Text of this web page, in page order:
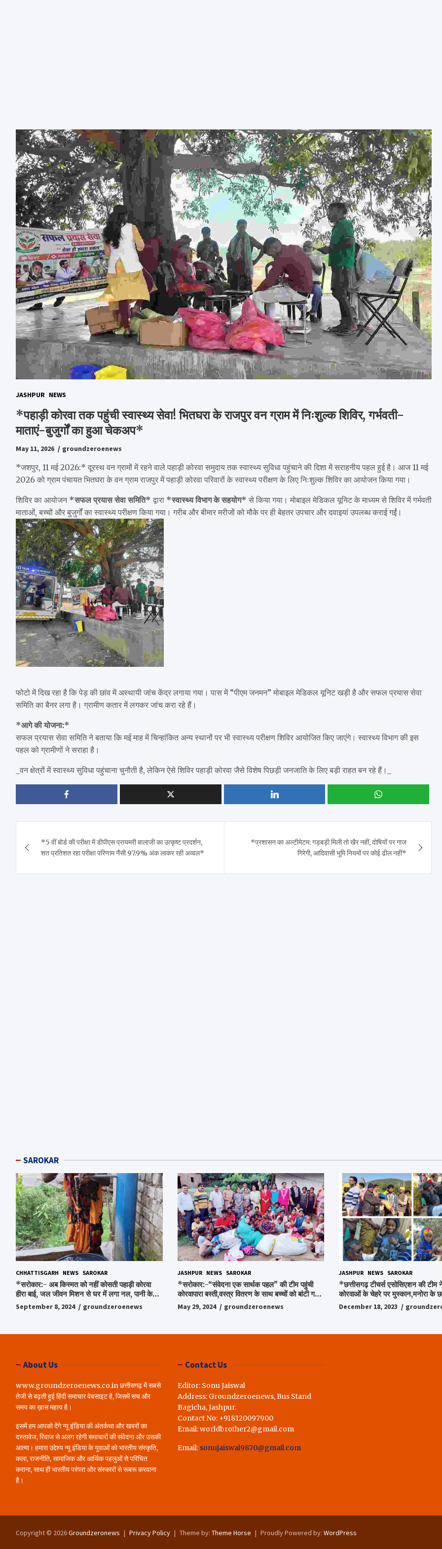
JASHPUR NEWS
*पहाड़ी कोरवा तक पहुंची स्वास्थ्य सेवा! भितघरा के राजपुर वन ग्राम में निःशुल्क शिविर, गर्भवती-
माताएं-बुजुर्गों का हुआ चेकअप*
May 11, 2026 groundzeroenews
*जशपुर, 11 मई 2026:* दूरस्थ वन ग्रामों में रहने वाले पहाड़ी कोरवा समुदाय तक स्वास्थ्य सुविधा पहुंचाने की दिशा में सराहनीय पहल हुई है। आज 11 मई
2026 को ग्राम पंचायत भितघरा के वन ग्राम राजपुर में पहाड़ी कोरवा परिवारों के स्वास्थ्य परीक्षण के लिए निःशुल्क शिविर का आयोजन किया गया।
शिविर का आयोजन*सफल प्रयास सेवा समिति* द्वारा *स्वास्थ्य विभाग के सहयोग* से किया गया। मोबाइल मेडिकल यूनिट के माध्यम से शिविर में गर्भवती
माताओं, बच्चों और बुजुर्गों का स्वास्थ्य परीक्षण किया गया। गरीब और बीमार मरीजों को मौके पर ही बेहतर उपचार और दवाइयां उपलब्ध कराई गईं।
फोटो में दिख रहा है कि पेड़ की छांव में अस्थायी जांच केंद्र लगाया गया। पास में “पीएम जनमन” मोबाइल मेडिकल यूनिट खड़ी है और सफल प्रयास सेवा
समिति का बैनर लगा है। ग्रामीण कतार में लगकर जांच करा रहे हैं।
*आगे की योजना:*
सफल प्रयास सेवा समिति ने बताया कि मई माह में चिन्हांकित अन्य स्थानों पर भी स्वास्थ्य परीक्षण शिविर आयोजित किए जाएंगे। स्वास्थ्य विभाग की इस
पहल को ग्रामीणों ने सराहा है।
_वन क्षेत्रों में स्वास्थ्य सुविधा पहुंचाना चुनौती है, लेकिन ऐसे शिविर पहाड़ी कोरवा जैसे विशेष पिछड़ी जनजाति के लिए बड़ी राहत बन रहे हैं।_
navigation
*5 वीं बोर्ड की परीक्षा में डीपीएस प्रायमरी बालाजी का उत्कृष्ट प्रदर्शन,
शत प्रतिशत रहा परीक्षा परिणाम नैंसी 97.9% अंक लाकर रही अव्वल*
*प्रशासन का अल्टीमेटम: गड़बड़ी मिली तो खैर नहीं, दोषियों पर गाज
गिरेगी, आदिवासी भूमि नियमों पर कोई ढील नहीं*
SAROKAR
CHHATTISGARH NEWS SAROKAR
*सरोकार:- अब किस्मत को नहीं कोसती पहाड़ी कोरवा
हीरा बाई, जल जीवन मिशन से घर में लगा नल, पानी के
लिए रोज होने वाली टेंशन से मिली मुक्ति…*
September 8, 2024 groundzeroenews
JASHPUR NEWS SAROKAR
*सरोकार:-“संवेदना एक सार्थक पहल” की टीम पहुंची
कोरवापारा बस्ती,वस्त्र वितरण के साथ बच्चों को बांटी गई
चॉकलेट, स्टेशनरी और बिस्किट,अपनों के बीच अपनों को
पाकर भाव विभोर हुए लोग,संवेदना समूह के संस्थापक
May 29, 2024 groundzeroenews
JASHPUR NEWS SAROKAR
*छत्तीसगढ़ टीचर्स एसोसिएशन की टीम
कोरवाओं के चेहरे पर मुस्कान,मनोरा के
किया ये अभियान, पढ़िए पूरी ख़बर…*
December 18, 2023
About Us
www.groundzeroenews.co.in छत्तीसगढ़ में सबसे
तेजी से बढ़ती हुई हिंदी समाचार वेबसाइट है, जिसमें सच और
समय का ख़ास महत्व है।
इसमें हम आपको देंगे न्यू इंडिया की अंतर्कथा और खबरों का
दस्तावेज, रिवाज से अलग रहेगी समाचारों की संवेदना और उसकी
आत्मा। हमारा उद्देश्य न्यू इंडिया के युवाओं को भारतीय संस्कृति,
कला, राजनीति, सामाजिक और आर्थिक पहलुओं से परिचित
कराना, साथ ही भारतीय परंपरा और संस्कारों से रूबरू करवाना
है।
Contact Us
Editor: Sonu Jaiswal
Address: Groundzeroenews, Bus Stand
Bagicha, Jashpur.
Contact No: +918120097900
Email: worldbrother2@gmail.com
Email: sonujaiswal9870@gmail.com
Copyright © 2026Groundzeronews Privacy Policy Theme by: Theme Horse Proudly Powered by: WordPress